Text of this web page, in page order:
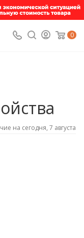
0
на сегодня, 7 августа